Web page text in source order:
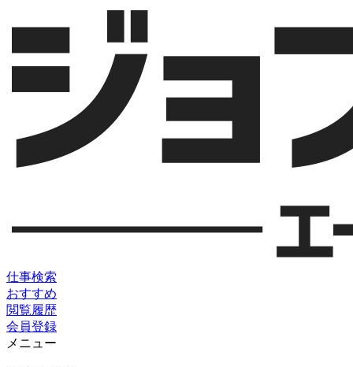
仕事検索
おすすめ
閲覧履歴
会員登録
メニュー